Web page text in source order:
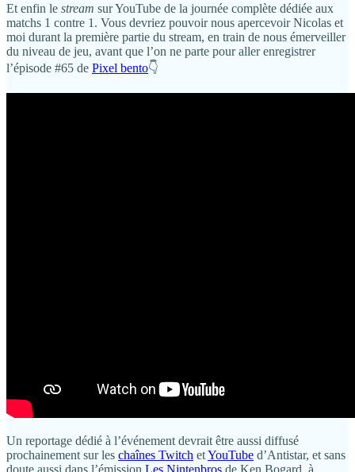
Et enfin le stream sur YouTube de la journée complète dédiée aux
matchs 1 contre 1. Vous devriez pouvoir nous apercevoir Nicolas et
moi durant la première partie du stream, en train de nous émerveiller
du niveau de jeu, avant que l’on ne parte pour aller enregistrer
l’épisode #65 de Pixel bento👇
Un reportage dédié à l’événement devrait être aussi diffusé
prochainement sur les chaînes Twitch etYouTube d’Antistar, et sans
doute aussi dans l’émission Les Nintenbros de Ken Bogard, à